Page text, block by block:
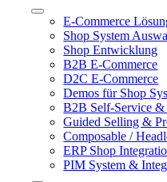
Toggle
Navigation
E-Commerce
Shop System
Shop Entwicklung
B2B E-Commerce
D2C E-Commerce
Demos für Shop
B2B Self-Service &
Guided Selling &
Composable /
ERP Shop
PIM System &